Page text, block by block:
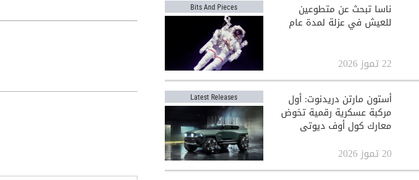
View All
Bits And Pieces ناسا تبحث عن متطوعين
للعيش في عزلة لمدة عام
22 تموز 2026
Latest Releases أستون مارتن دريدنوت: أول
مركبة عسكرية رقمية تخوض
معارك كول أوف ديوتي
20 تموز 2026